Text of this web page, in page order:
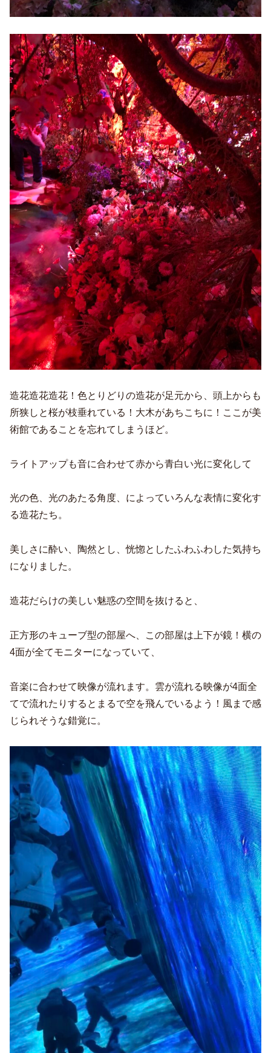
造花造花造花！色とりどりの造花が足元から、頭上からも
所狭しと桜が枝垂れている！大木があちこちに！ここが美
術館であることを忘れてしまうほど。
ライトアップも音に合わせて赤から青白い光に変化して
光の色、光のあたる角度、によっていろんな表情に変化す
る造花たち。
美しさに酔い、陶然とし、恍惚としたふわふわした気持ち
になりました。
造花だらけの美しい魅惑の空間を抜けると、
正方形のキューブ型の部屋へ、この部屋は上下が鏡！横の
4面が全てモニターになっていて、
音楽に合わせて映像が流れます。雲が流れる映像が4面全
てで流れたりするとまるで空を飛んでいるよう！風まで感
じられそうな錯覚に。